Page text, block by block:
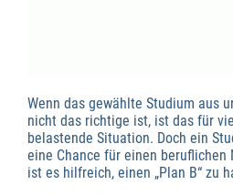
Wenn das gewählte Studium aus
nicht das richtige ist, ist das für
belastende Situation. Doch ein
eine Chance für einen beruflichen
ist es hilfreich, einen „Plan B“ zu